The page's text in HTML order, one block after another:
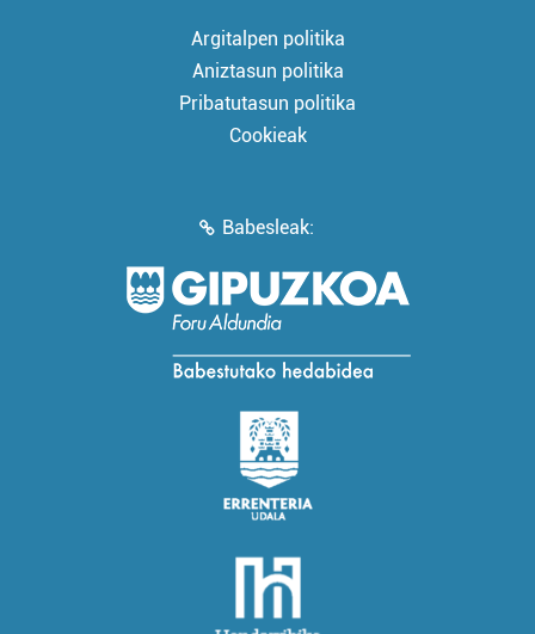
Argitalpen politika
Aniztasun politika
Pribatutasun politika
Cookieak
Babesleak: